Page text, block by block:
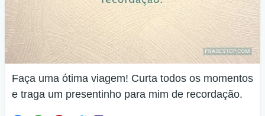
Faça uma ótima viagem! Curta todos os momentos
e traga um presentinho para mim de recordação.